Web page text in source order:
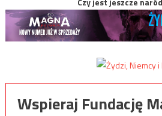
Wspieraj Fundację